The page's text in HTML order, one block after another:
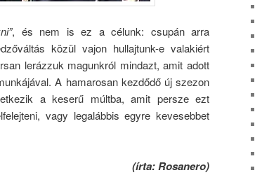
, és nem is ez a célunk: csupán arra
közül vajon hullajtunk-e valakiért
lerázzuk magunkról mindazt, amit adott
A hamarosan kezdődő új szezon
a keserű múltba, amit persze ezt
vagy legalábbis egyre kevesebbet
(írta: Rosanero)